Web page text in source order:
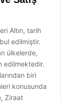
Altın, tarih
edilmiştir.
ülkelerde,
edilmektedir.
biri
konusunda
Ziraat